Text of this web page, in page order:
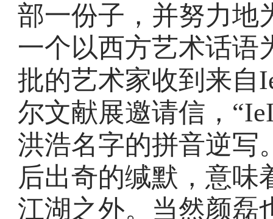
部一份子，并努力地
一个以西方艺术话语
批的艺术家收到来自
尔文献展邀请信，
洪浩名字的拼音逆写
后出奇的缄默，意味
江湖之外。当然颜磊